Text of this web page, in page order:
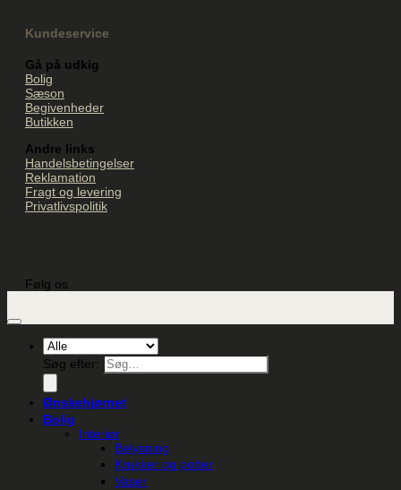
Kundeservice
Gå på udkig
Bolig
Sæson
Begivenheder
Butikken
Andre links
Handelsbetingelser
Reklamation
Fragt og levering
Privatlivspolitik
Følg os
Søg efter:
Ønskehjørnet
Bolig
Interiør
Belysning
Krukker og potter
Vaser